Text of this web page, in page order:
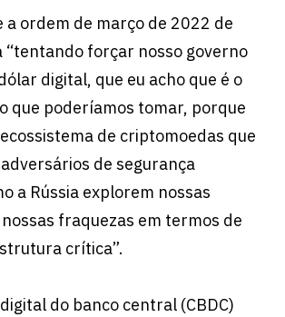
a ordem de março de 2022 de
“tentando forçar nosso governo
digital, que eu acho que é o
que poderíamos tomar, porque
de criptomoedas que
de segurança
a Rússia explorem nossas
fraquezas em termos de
crítica”.
do banco central (CBDC)